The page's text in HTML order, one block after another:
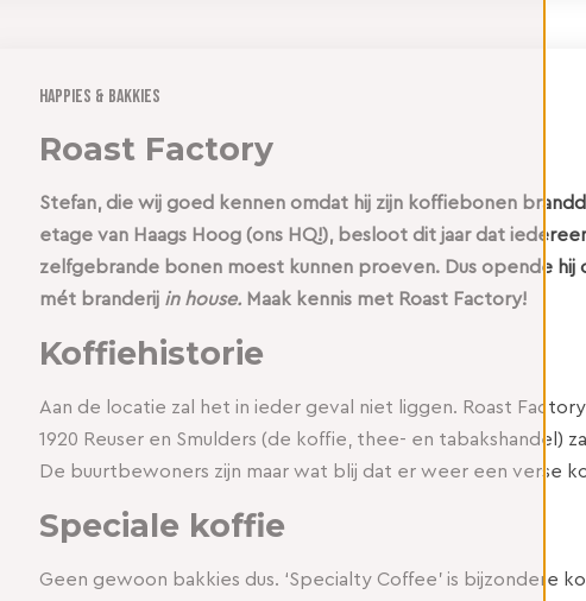
Happies & Bakkies
Roast Factory
Stefan, die wij goed kennen omdat hij zijn koffiebonen
etage van Haags Hoog (ons HQ!), besloot dit jaar dat
zelfgebrande bonen moest kunnen proeven. Dus opende
mét branderij in house. Maak kennis met Roast Factory!
Koffiehistorie
Aan de locatie zal het in ieder geval niet liggen. Roast
1920 Reuser en Smulders (de koffie, thee- en tabakshandel)
De buurtbewoners zijn maar wat blij dat er weer een verse
Speciale koffie
Geen gewoon bakkies dus. ‘Specialty Coffee’ is bijzondere